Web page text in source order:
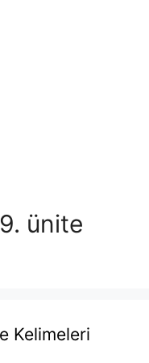
ünite
Kelimeleri